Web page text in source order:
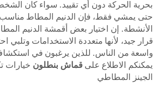
بحرية الحركة دون أي تقييد. سواء كان
حتى يمشي فقط، فإن الدنيم المطاط مناسب
الأنشطة. إن اختيار بعض أقمشة الدنيم
قرار جيد، لأنها متعددة الاستخدامات وتلبي
واسعة من الناس. للذين يرغبون في
يمكنكم الاطلاع على قماش بنطلون خيارات
الجينز المطاطي